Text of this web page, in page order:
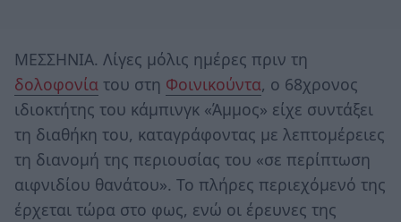
ΜΕΣΣΗΝΙΑ. Λίγες μόλις ημέρες πριν τη
δολοφονία του στη Φοινικούντα, ο 68χρονος
ιδιοκτήτης του κάμπινγκ «Άμμος» είχε συντάξει
τη διαθήκη του, καταγράφοντας με λεπτομέρειες
τη διανομή της περιουσίας του «σε περίπτωση
αιφνιδίου θανάτου». Το πλήρες περιεχόμενό της
έρχεται τώρα στο φως, ενώ οι έρευνες της